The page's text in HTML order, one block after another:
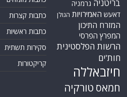
בריטניה גרמניה
דאעש האמירויות הגולן
המזרח התיכון
המפרץ הפרסי
הרשות הפלסטינית
חות'ים
חיזבאללה
חמאס טורקיה
כתבות קצרות
כתבות ראשיות
סקירות תשתית
קריקטורות